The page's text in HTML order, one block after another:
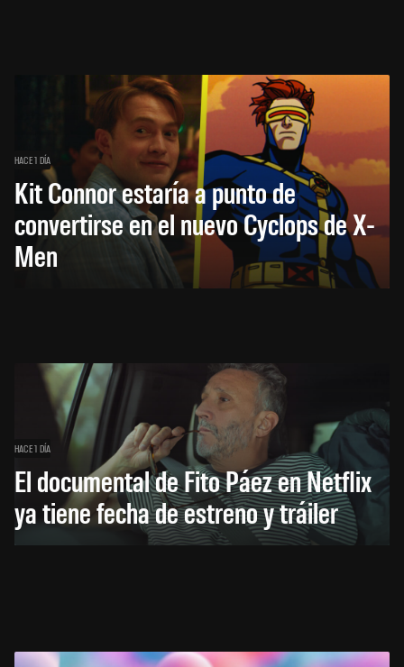
HACE 1 DÍA
Kit Connor estaría a punto de
convertirse en el nuevo Cyclops de X-
Men
HACE 1 DÍA
El documental de Fito Páez en Netflix
ya tiene fecha de estreno y tráiler